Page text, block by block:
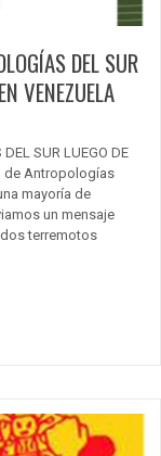
DEL SUR
VENEZUELA
SUR LUEGO DE
de Antropologías
mayoría de
un mensaje
terremotos